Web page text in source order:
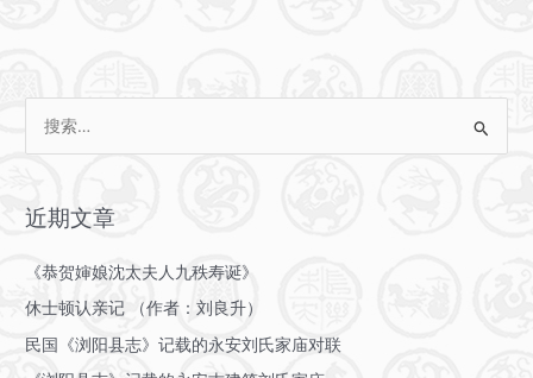
最
运
机
安-225
于
战
火
近期文章
《恭贺婶娘沈太夫人九秩寿诞》
休士顿认亲记 （作者：刘良升）
民国《浏阳县志》记载的永安刘氏家庙对联